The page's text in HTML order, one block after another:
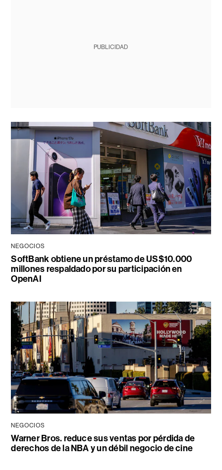
PUBLICIDAD
NEGOCIOS
SoftBank obtiene un préstamo de US$10.000
millones respaldado por su participación en
OpenAI
NEGOCIOS
Warner Bros. reduce sus ventas por pérdida de
derechos de la NBA y un débil negocio de cine